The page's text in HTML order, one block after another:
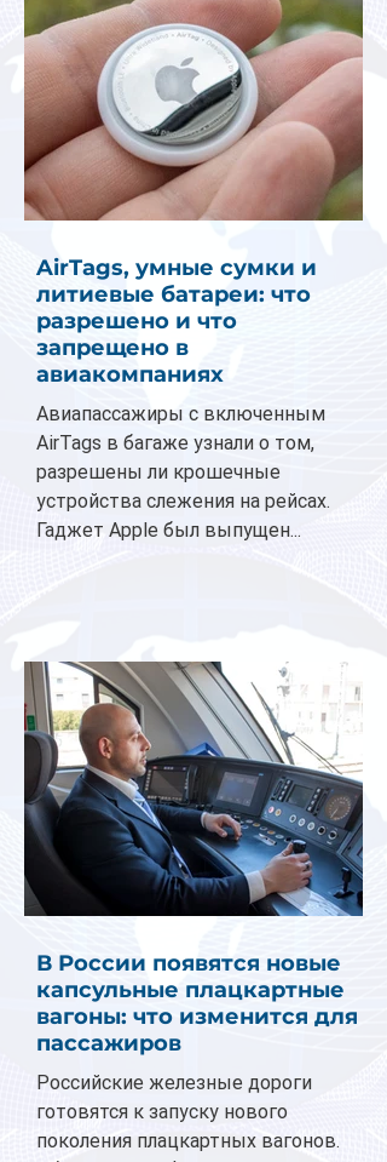
AirTags, умные сумки и
литиевые батареи: что
разрешено и что
запрещено в
авиакомпаниях
Авиапассажиры с включенным
AirTags в багаже узнали о том,
разрешены ли крошечные
устройства слежения на рейсах.
Гаджет Apple был выпущен...
В России появятся новые
капсульные плацкартные
вагоны: что изменится для
пассажиров
Российские железные дороги
готовятся к запуску нового
поколения плацкартных вагонов.